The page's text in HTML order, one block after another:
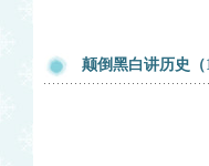
颠倒黑白讲历史